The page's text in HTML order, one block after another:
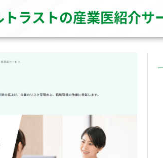
ラストの産業医紹介サ